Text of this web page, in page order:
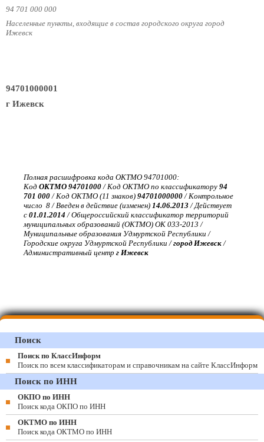
94 701 000 000
Населенные пункты, входящие в состав городского округа город
Ижевск
94701000001
г Ижевск
Полная расшифровка кода ОКТМО 94701000:
Код ОКТМО 94701000 / Код ОКТМО по классификатору 94
701 000 / Код ОКТМО (11 знаков) 94701000000 / Контрольное
число 8 / Введен в действие (изменен) 14.06.2013 / Действует
с 01.01.2014 / Общероссийский классификатор территорий
муниципальных образований (ОКТМО) ОК 033-2013 /
Муниципальные образования Удмуртской Республики /
Городские округа Удмуртской Республики /город Ижевск /
Административный центр г Ижевск
Поиск
Поиск по КлассИнформ
Поиск по всем классификаторам и справочникам на сайте КлассИнформ
Поиск по ИНН
ОКПО по ИНН
Поиск кода ОКПО по ИНН
ОКТМО по ИНН
Поиск кода ОКТМО по ИНН